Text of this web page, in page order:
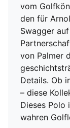
vom
den für
Swagger
von Palmer
Details. Ob
– diese
Dieses Polo
wahren